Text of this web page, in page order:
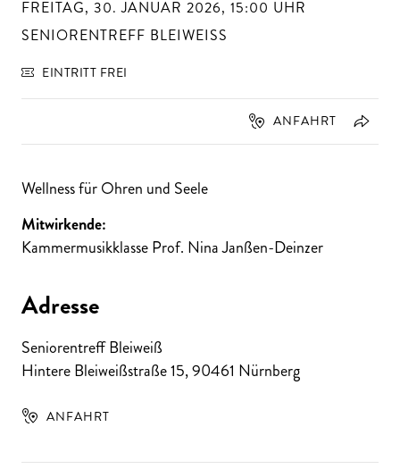
FREITAG, 30. JANUAR 2026, 15:00 UHR
SENIORENTREFF BLEIWEISS
EINTRITT FREI
ANFAHRT
Wellness für Ohren und Seele
Mitwirkende:
Kammermusikklasse Prof. Nina Janßen-Deinzer
Adresse
Seniorentreff Bleiweiß
Hintere Bleiweißstraße 15,90461 Nürnberg
ANFAHRT